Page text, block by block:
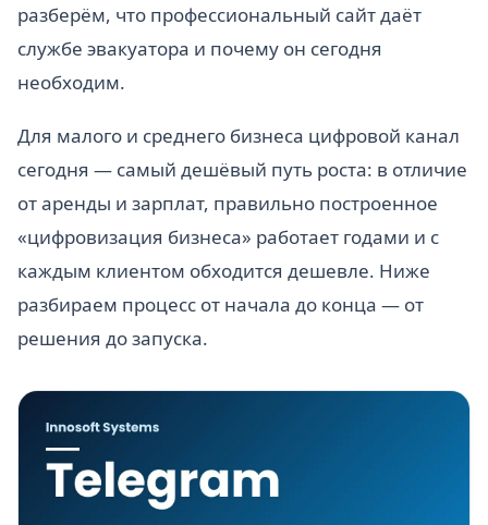
разберём, что профессиональный сайт даёт
службе эвакуатора и почему он сегодня
необходим.
Для малого и среднего бизнеса цифровой канал
сегодня — самый дешёвый путь роста: в отличие
от аренды и зарплат, правильно построенное
«цифровизация бизнеса» работает годами и с
каждым клиентом обходится дешевле. Ниже
разбираем процесс от начала до конца — от
решения до запуска.